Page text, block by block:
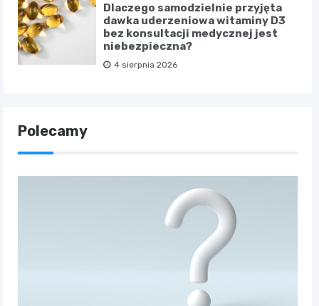
Dlaczego samodzielnie przyjęta
dawka uderzeniowa witaminy D3
bez konsultacji medycznej jest
niebezpieczna?
4 sierpnia 2026
Polecamy